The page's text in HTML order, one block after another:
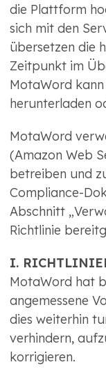
die Plattform
sich mit den
übersetzen die
Zeitpunkt im
MotaWord
herunterladen
MotaWord
(Amazon Web
betreiben und
Compliance-
Abschnitt
Richtlinie
I.
MotaWord hat
angemessene
dies weiterhin
verhindern,
korrigieren.